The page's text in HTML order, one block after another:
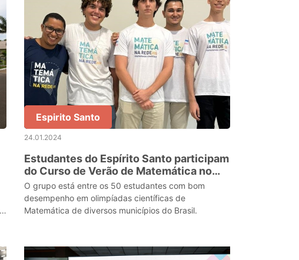
Espirito Santo
24.01.2024
Estudantes do Espírito Santo participam
do Curso de Verão de Matemática no
Rio de Janeiro
O grupo está entre os 50 estudantes com bom
desempenho em olimpíadas científicas de
Matemática de diversos municípios do Brasil.